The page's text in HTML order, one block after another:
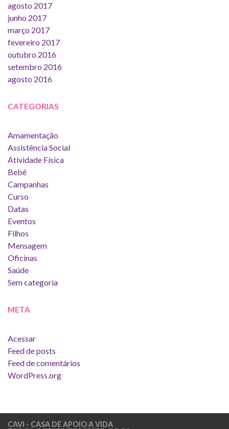
agosto 2017
junho 2017
março 2017
fevereiro 2017
outubro 2016
setembro 2016
agosto 2016
CATEGORIAS
Amamentação
Assistência Social
Atividade Física
Bebê
Campanhas
Curso
Datas
Eventos
Filhos
Mensagem
Oficinas
Saúde
Sem categoria
META
Acessar
Feed de posts
Feed de comentários
WordPress.org
CAVI - CASA DE APOIO A VIDA